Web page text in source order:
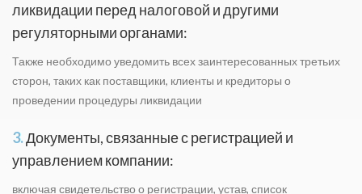
ликвидации перед налоговой и другими
регуляторными органами:
Также необходимо уведомить всех заинтересованных третьих
сторон, таких как поставщики, клиенты и кредиторы о
проведении процедуры ликвидации
3.Документы, связанные с регистрацией и
управлением компании:
включая свидетельство о регистрации, устав, список